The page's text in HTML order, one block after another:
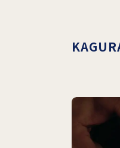
無垢材 テ
ファイン
無垢材 テ
ファイン
無垢材 テ
ファイン